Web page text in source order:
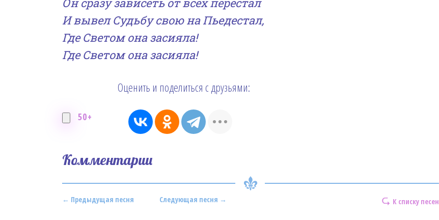
И вывел Судьбу свою на Пьедестал,
Где Светом она засияла!
Где Светом она засияла!
50+
Оценить и поделиться с друзьями:
Комментарии
← Предыдущая песня К списку песен
Следующая песня →